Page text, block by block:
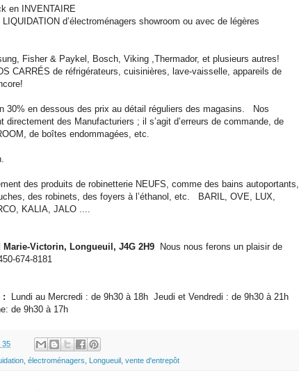
en INVENTAIRE
d’électroménagers showroom ou avec de légères
Fisher & Paykel, Bosch, Viking ,Thermador, et plusieurs autres!
CARRÉS de réfrigérateurs, cuisinières, lave-vaisselle, appareils de
30% en dessous des prix au détail réguliers des magasins. Nos
directement des Manufacturiers ; il s’agit d’erreurs de commande, de
de boîtes endommagées, etc.
des produits de robinetterie NEUFS, comme des bains autoportants,
des robinets, des foyers à l’éthanol, etc. BARIL, OVE, LUX,
KALIA, JALO ....
Marie-Victorin, Longueuil, J4G 2H9 Nous nous ferons un plaisir de
674-8181
:
Lundi au Mercredi : de 9h30 à 18h Jeudi et Vendredi : de 9h30 à 21h
de 9h30 à 17h
35
électroménagers Longueuil vente d'entrepôt